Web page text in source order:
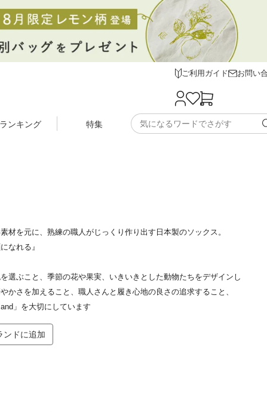
ご利用ガイド お問い
ランキング 特集
材を元に、熟練の職人がじっくり作り出す日本製のソックス。
になれる』
選ぶこと、季節の花や果実、いきいきとした動物たちをデザインし
かさを加えること、職人さんと履き心地の良さの追求すること、
」を大切にしています
ンドに追加